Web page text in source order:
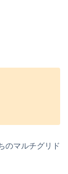
のマルチグリド